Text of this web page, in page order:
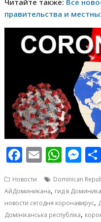
Читайте также: Все
правительства и
F
e
b
E
ai
l
W
at
s
M
ss
e
Новости Dominican
АйДоминикана, гид в
новости сегодня коронавирус,
Домініканська республіка,